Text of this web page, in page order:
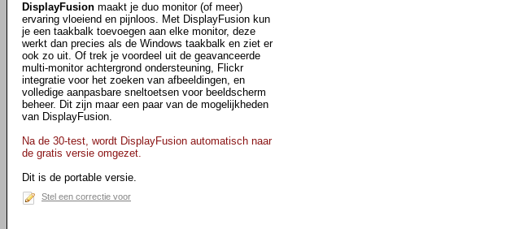
DisplayFusion maakt je duo monitor (of meer)
ervaring vloeiend en pijnloos. Met DisplayFusion kun
je een taakbalk toevoegen aan elke monitor, deze
werkt dan precies als de Windows taakbalk en ziet er
ook zo uit. Of trek je voordeel uit de geavanceerde
multi-monitor achtergrond ondersteuning, Flickr
integratie voor het zoeken van afbeeldingen, en
volledige aanpasbare sneltoetsen voor beeldscherm
beheer. Dit zijn maar een paar van de mogelijkheden
van DisplayFusion.
Na de 30-test, wordt DisplayFusion automatisch naar
de gratis versie omgezet.
Dit is de portable versie.
Stel een correctie voor